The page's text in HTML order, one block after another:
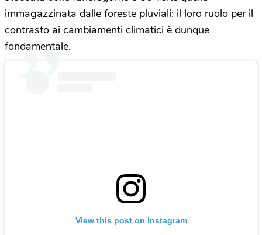
immagazzinata dalle foreste pluviali: il loro ruolo per il
contrasto ai cambiamenti climatici è dunque
fondamentale.
View this post on Instagram